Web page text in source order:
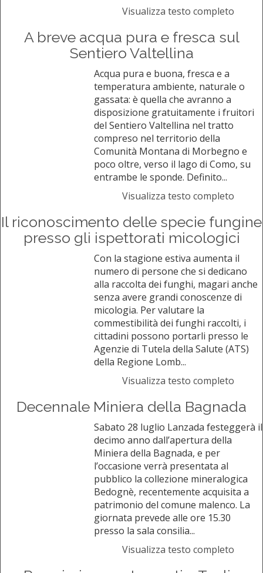
Visualizza testo completo
A breve acqua pura e fresca sul
Sentiero Valtellina
Acqua pura e buona, fresca e a
temperatura ambiente, naturale o
gassata: è quella che avranno a
disposizione gratuitamente i fruitori
del Sentiero Valtellina nel tratto
compreso nel territorio della
Comunità Montana di Morbegno e
poco oltre, verso il lago di Como, su
entrambe le sponde. Definito...
Visualizza testo completo
Il riconoscimento delle specie fungine
presso gli ispettorati micologici
Con la stagione estiva aumenta il
numero di persone che si dedicano
alla raccolta dei funghi, magari anche
senza avere grandi conoscenze di
micologia. Per valutare la
commestibilità dei funghi raccolti, i
cittadini possono portarli presso le
Agenzie di Tutela della Salute (ATS)
della Regione Lomb...
Visualizza testo completo
Decennale Miniera della Bagnada
Sabato 28 luglio Lanzada festeggerà il
decimo anno dall’apertura della
Miniera della Bagnada, e per
l’occasione verrà presentata al
pubblico la collezione mineralogica
Bedognè, recentemente acquisita a
patrimonio del comune malenco. La
giornata prevede alle ore 15.30
presso la sala consilia...
Visualizza testo completo